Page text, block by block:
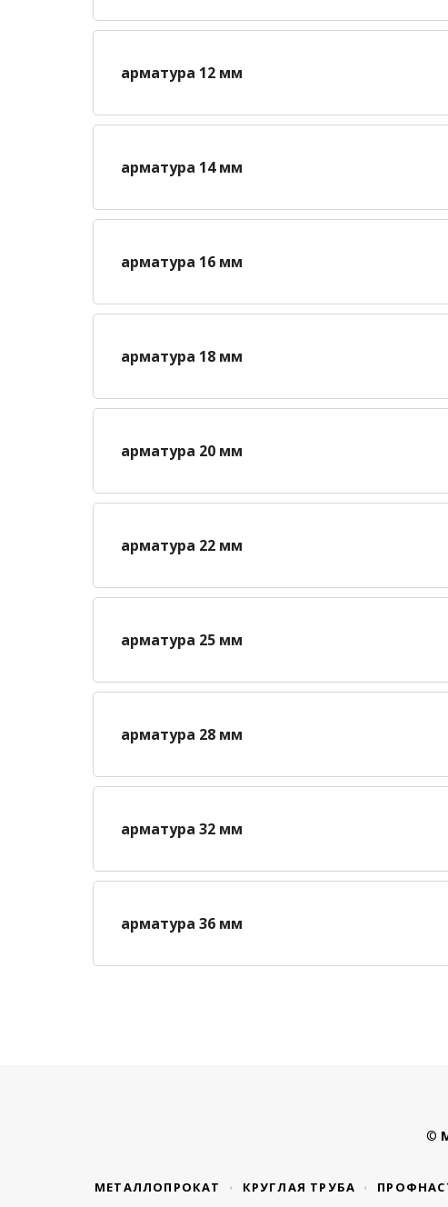
арматура 12 мм
арматура 14 мм
арматура 16 мм
арматура 18 мм
арматура 20 мм
арматура 22 мм
арматура 25 мм
арматура 28 мм
арматура 32 мм
арматура 36 мм
©
МЕТАЛЛОПРОКАТ КРУГЛАЯ ТРУБА